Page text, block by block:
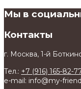
Мы в
Контакты
г. Москва, 1-й
Тел.: +7 (916) 165-82-
e-mail: info@my-